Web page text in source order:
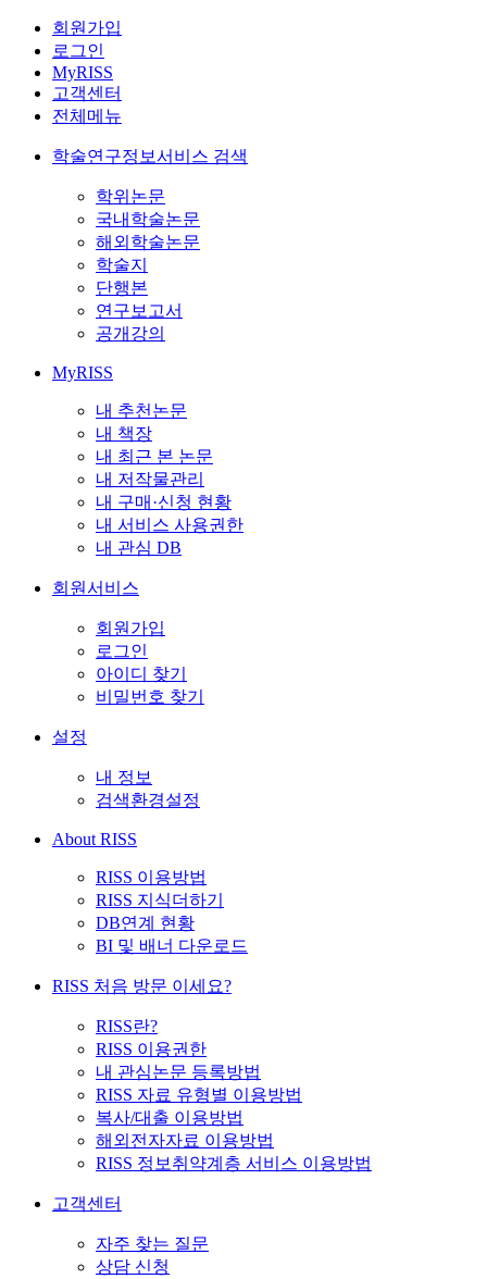
회원가입
로그인
MyRISS
고객센터
전체메뉴
학술연구정보서비스 검색
학위논문
국내학술논문
해외학술논문
학술지
단행본
연구보고서
공개강의
MyRISS
내 추천논문
내 책장
내 최근 본 논문
내 저작물관리
내 구매·신청 현황
내 서비스 사용권한
내 관심 DB
회원서비스
회원가입
로그인
아이디 찾기
비밀번호 찾기
설정
내 정보
검색환경설정
About RISS
RISS 이용방법
RISS 지식더하기
DB연계 현황
BI 및 배너 다운로드
RISS 처음 방문 이세요?
RISS란?
RISS 이용권한
내 관심논문 등록방법
RISS 자료 유형별 이용방법
복사/대출 이용방법
해외전자자료 이용방법
RISS 정보취약계층 서비스 이용방법
고객센터
자주 찾는 질문
상담 신청